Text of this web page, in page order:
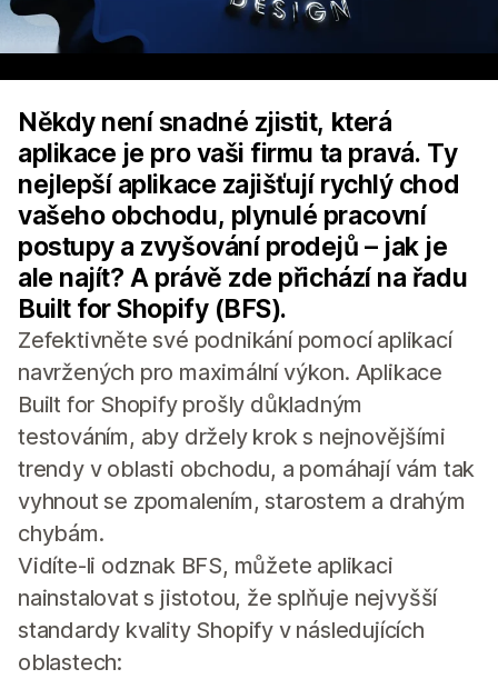
Někdy není snadné zjistit, která
aplikace je pro vaši firmu ta pravá. Ty
nejlepší aplikace zajišťují rychlý chod
vašeho obchodu, plynulé pracovní
postupy a zvyšování prodejů – jak je
ale najít? A právě zde přichází na řadu
Built for Shopify (BFS).
Zefektivněte své podnikání pomocí aplikací
navržených pro maximální výkon. Aplikace
Built for Shopify prošly důkladným
testováním, aby držely krok s nejnovějšími
trendy v oblasti obchodu, a pomáhají vám tak
vyhnout se zpomalením, starostem a drahým
chybám.
Vidíte-li odznak BFS, můžete aplikaci
nainstalovat s jistotou, že splňuje nejvyšší
standardy kvality Shopify v následujících
oblastech: